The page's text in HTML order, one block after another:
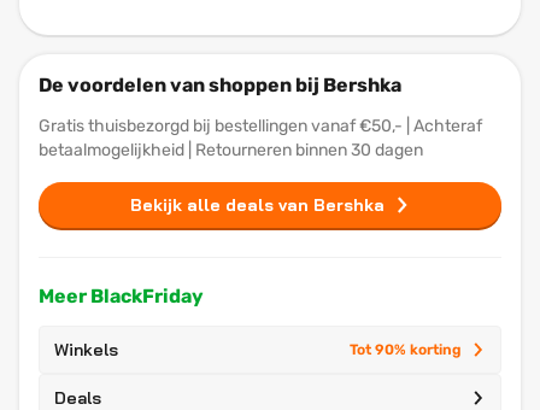
De voordelen van shoppen bij Bershka
Gratis thuisbezorgd bij bestellingen vanaf €50,- | Achteraf
betaalmogelijkheid | Retourneren binnen 30 dagen
Bekijk alle deals van Bershka
Meer BlackFriday
Winkels Tot 90% korting
Deals